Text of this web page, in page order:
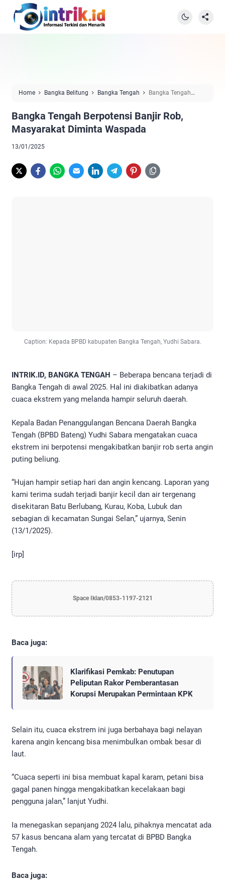
Home Bangka Belitung Bangka Tengah
Bangka Tengah
Bangka Tengah Berpotensi Banjir Rob,
Masyarakat Diminta Waspada
13/01/2025
Caption: Kepada BPBD kabupaten Bangka Tengah, Yudhi Sabara.
INTRIK.ID, BANGKA TENGAH – Beberapa bencana terjadi di
Bangka Tengah di awal 2025. Hal ini diakibatkan adanya
cuaca ekstrem yang melanda hampir seluruh daerah.
Kepala Badan Penanggulangan Bencana Daerah Bangka
Tengah (BPBD Bateng) Yudhi Sabara mengatakan cuaca
ekstrem ini berpotensi mengakibatkan banjir rob serta angin
puting beliung.
“Hujan hampir setiap hari dan angin kencang. Laporan yang
kami terima sudah terjadi banjir kecil dan air tergenang
disekitaran Batu Berlubang, Kurau, Koba, Lubuk dan
sebagian di kecamatan Sungai Selan,” ujarnya, Senin
(13/1/2025).
[irp]
Space Iklan/0853-1197-2121
Baca juga:
Klarifikasi Pemkab: Penutupan
Peliputan Rakor Pemberantasan
Korupsi Merupakan Permintaan KPK
Selain itu, cuaca ekstrem ini juga berbahaya bagi nelayan
karena angin kencang bisa menimbulkan ombak besar di
laut.
“Cuaca seperti ini bisa membuat kapal karam, petani bisa
gagal panen hingga mengakibatkan kecelakaan bagi
pengguna jalan,” lanjut Yudhi.
Ia menegaskan sepanjang 2024 lalu, pihaknya mencatat ada
57 kasus bencana alam yang tercatat di BPBD Bangka
Tengah.
Baca juga: